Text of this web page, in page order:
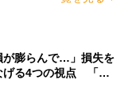
が膨らんで…」損失を
げる4つの視点 「…